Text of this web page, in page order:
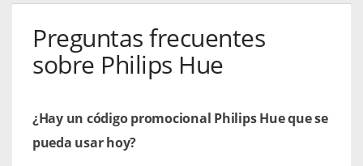
Preguntas frecuentes
sobre Philips Hue
¿Hay un código promocional Philips Hue que se
pueda usar hoy?